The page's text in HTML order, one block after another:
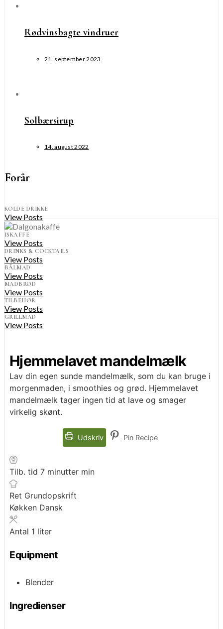
Rødvinsbagte vindruer
21. september 2023
Solbærsirup
14. august 2022
Forår
KOLDE DRIKKE
View Posts
ISKAFFE
View Posts
DRINKS & COCKTAILS
View Posts
BÅLMAD
View Posts
MADBRØD
View Posts
TILBEHØR
View Posts
GRILLMAD
View Posts
Hjemmelavet mandelmælk
Lav din egen sunde mandelmælk, som du kan bruge i
morgenmaden, i smoothies og grød. Hjemmelavet
mandelmælk tager ingen tid at lave og smager
virkelig skønt.
Udskriv Pin Recipe
Tilb. tid 7 minutter min
Ret Grundopskrift
Køkken Dansk
Antal 1 liter
Equipment
Blender
Ingredienser